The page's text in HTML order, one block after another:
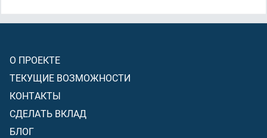
О ПРОЕКТЕ
ТЕКУЩИЕ ВОЗМОЖНОСТИ
КОНТАКТЫ
СДЕЛАТЬ ВКЛАД
БЛОГ